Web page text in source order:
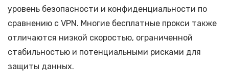
уровень безопасности и конфиденциальности по
сравнению с VPN. Многие бесплатные прокси также
отличаются низкой скоростью, ограниченной
стабильностью и потенциальными рисками для
защиты данных.